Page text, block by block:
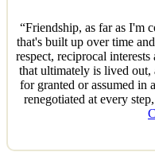
“Friendship, as far as I'm
that's built up over time
respect, reciprocal
that ultimately is lived out,
for granted or assumed in
renegotiated at every